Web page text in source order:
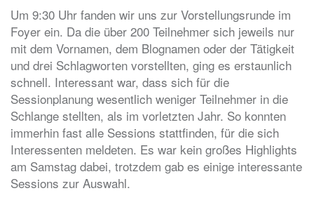
Um 9:30 Uhr fanden wir uns zur Vorstellungsrunde im
Foyer ein. Da die über 200 Teilnehmer sich jeweils nur
mit dem Vornamen, dem Blognamen oder der Tätigkeit
und drei Schlagworten vorstellten, ging es erstaunlich
schnell. Interessant war, dass sich für die
Sessionplanung wesentlich weniger Teilnehmer in die
Schlange stellten, als im vorletzten Jahr. So konnten
immerhin fast alle Sessions stattfinden, für die sich
Interessenten meldeten. Es war kein großes Highlights
am Samstag dabei, trotzdem gab es einige interessante
Sessions zur Auswahl.